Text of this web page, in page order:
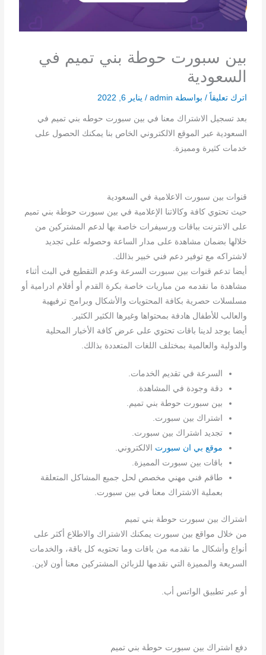
بين سبورت حوطة بني تميم في
السعودية
اترك تعليقاً / بواسطة admin
/ يناير 6, 2022
بعد تسجيل الاشتراك معنا في بين سبورت حوطه بني تميم في
السعودية عبر الموقع الالكتروني الخاص بنا يمكنك الحصول على
خدمات كثيرة ومميزة.
قنوات بين سبورت الاعلامية في السعودية
حيث تحتوي كافة وكالاتنا الإعلامية في بين سبورت حوطة بني تميم
على الانترنت بباقات ورسيفرات خاصة بها لدعم المشتركين من
خلالها بضمان مشاهدة على مدار الساعة وحصوله على تجديد
لاشتراكه مع توفير دعم فني خبير بذالك.
أيضا تدعم قنوات بين سبورت السرعة وعدم التقطيع في البث أثناء
مشاهدة ما نقدمه من مباريات خاصة بكرة القدم أو أفلام ادرامية أو
مسلسلات حصرية بكافة المحتويات والأشكال وبرامج ترفيهية
والعالب للأطفال هادفة بمحتواها وغيرها الكثير الكثير.
أيضا يوجد لدينا باقات تحتوي على عرض كافة الأخبار المحلية
والدولية والعالمية بمختلف اللغات المتعددة بذالك.
السرعة في تقديم الخدمات.
دقة وجودة في المشاهدة.
بين سبورت حوطة بني تميم.
اشتراك بين سبورت.
تجديد اشتراك بين سبورت.
موقع بي ان سبورت الالكتروني.
باقات بين سبورت المميزة.
طاقم فني مهني مخصص لحل جميع المشاكل المتعلقة
بعملية الاشتراك معنا في بين سبورت.
اشتراك بين سبورت حوطة بني تميم
من خلال مواقع بين سبورت يمكنك الاشتراك والاطلاع أكثر على
أنواع وأشكال ما نقدمه من باقات وما تحتويه كل باقة، والخدمات
السريعة والمميزة التي نقدمها للزبائن المشتركين معنا أون لاين.
أو عبر تطبيق الواتس أب.
دفع اشتراك بين سبورت حوطة بني تميم